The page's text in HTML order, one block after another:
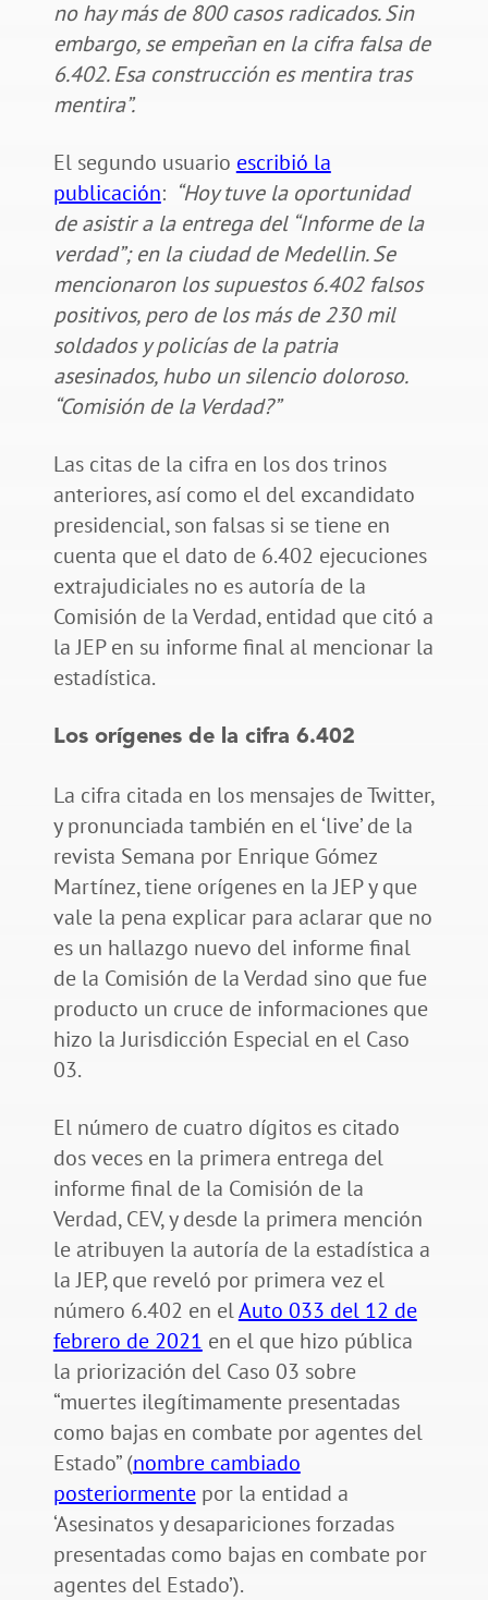
no hay más de 800 casos radicados. Sin
embargo, se empeñan en la cifra falsa de
6.402. Esa construcción es mentira tras
mentira”.
El segundo usuario escribió la
publicación: “Hoy tuve la oportunidad
de asistir a la entrega del “Informe de la
verdad”; en la ciudad de Medellin. Se
mencionaron los supuestos 6.402 falsos
positivos, pero de los más de 230 mil
soldados y policías de la patria
asesinados, hubo un silencio doloroso.
“Comisión de la Verdad?”
Las citas de la cifra en los dos trinos
anteriores, así como el del excandidato
presidencial, son falsas si se tiene en
cuenta que el dato de 6.402 ejecuciones
extrajudiciales no es autoría de la
Comisión de la Verdad, entidad que citó a
la JEP en su informe final al mencionar la
estadística.
Los orígenes de la cifra 6.402
La cifra citada en los mensajes de Twitter,
y pronunciada también en el ‘live’ de la
revista Semana por Enrique Gómez
Martínez, tiene orígenes en la JEP y que
vale la pena explicar para aclarar que no
es un hallazgo nuevo del informe final
de la Comisión de la Verdad sino que fue
producto un cruce de informaciones que
hizo la Jurisdicción Especial en el Caso
03.
El número de cuatro dígitos es citado
dos veces en la primera entrega del
informe final de la Comisión de la
Verdad, CEV, y desde la primera mención
le atribuyen la autoría de la estadística a
la JEP, que reveló por primera vez el
número 6.402 en elAuto 033 del 12 de
febrero de 2021 en el que hizo pública
la priorización del Caso 03 sobre
“muertes ilegítimamente presentadas
como bajas en combate por agentes del
Estado” (nombre cambiado
posteriormentepor la entidad a
‘Asesinatos y desapariciones forzadas
presentadas como bajas en combate por
agentes del Estado’).